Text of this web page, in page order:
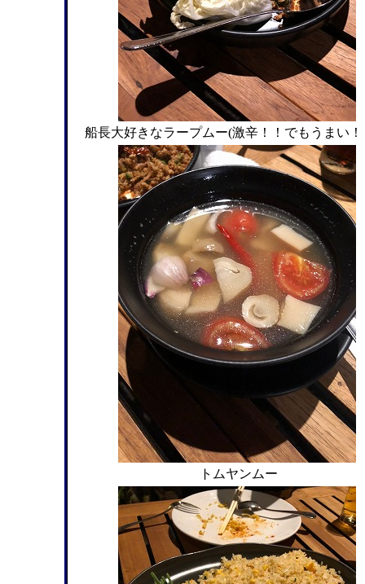
船長大好きなラープムー(激辛！！でもうまい
トムヤンムー